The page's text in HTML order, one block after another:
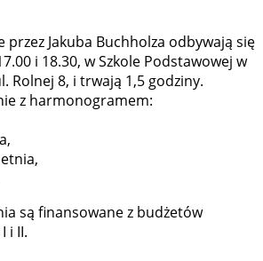
przez Jakuba Buchholza odbywają się
i 18.30, w Szkole Podstawowej w
Rolnej 8, i trwają 1,5 godziny.
z harmonogramem:
są finansowane z budżetów
i II.